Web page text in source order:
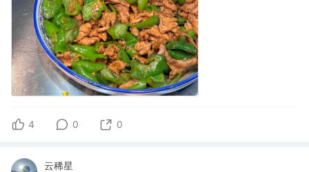
4 0 0
云稀星